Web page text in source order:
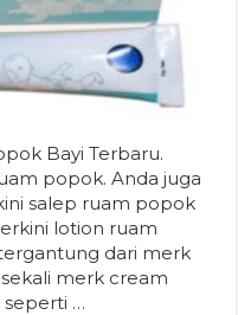
Bayi Terbaru.
popok. Anda juga
salep ruam popok
lotion ruam
dari merk
merk cream
…